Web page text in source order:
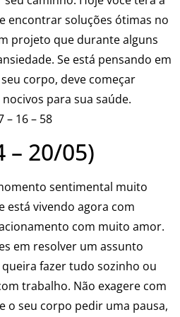
encontrar soluções ótimas no
projeto que durante alguns
Se está pensando em
corpo, deve começar
para sua saúde.
– 16 – 58
– 20/05)
sentimental muito
está vivendo agora com
com muito amor.
em resolver um assunto
fazer tudo sozinho ou
trabalho. Não exagere com
o seu corpo pedir uma pausa,